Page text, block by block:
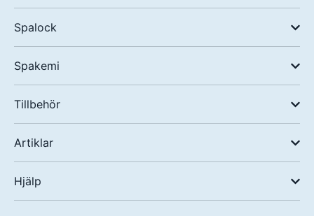
Spalock
Spakemi
Tillbehör
Artiklar
Hjälp